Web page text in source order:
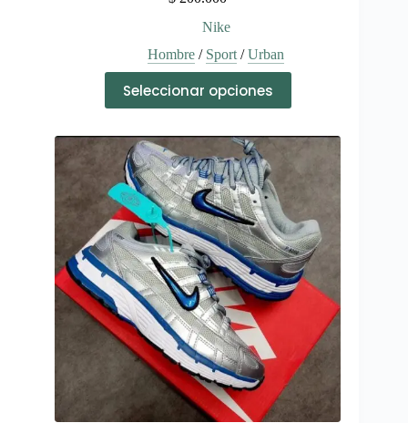
Nike
Hombre / Sport /Urban
Seleccionar opciones
producto
tiene
variantes.
Las
opciones
se
pueden
elegir
en
la
página
de
producto